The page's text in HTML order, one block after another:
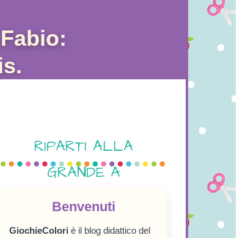
RIPARTI ALLA
GRANDE A
SETTEMBRE!
Benvenuti
GiochieColori è il blog didattico del